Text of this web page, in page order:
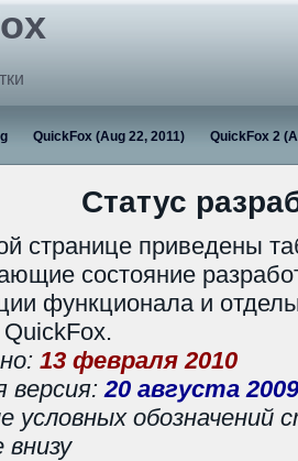
QuickFox (Aug 22, 2011) QuickFox 2
Статус
странице приведены
состояние
функционала и
13 февраля 2010
версия:20 августа 2009
условных обозначений